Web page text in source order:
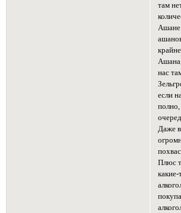
там
нас
если
полно,
Даже
Плюс
какие-